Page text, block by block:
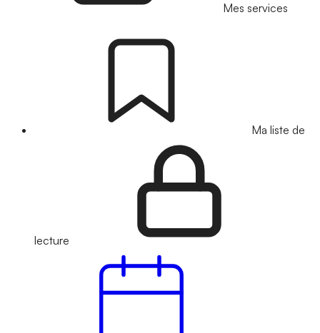
Mes services
Ma liste de
lecture